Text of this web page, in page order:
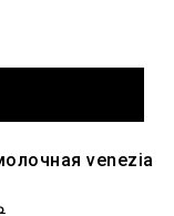
venezia